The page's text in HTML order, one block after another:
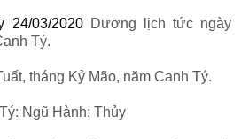
24/03/2020Dương lịch tức ngày
Tý.
tháng Kỷ Mão, năm Canh Tý.
Ngũ Hành: Thủy